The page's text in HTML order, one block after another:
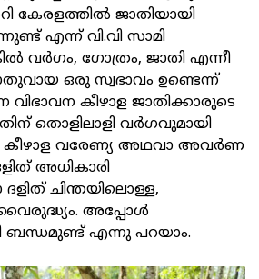
കേരളത്തില്‍ ജാതിയായി
എന്ന് വി.വി സാമി
വര്‍ഗം, ഗോത്രം, ജാതി എന്നീ
ഒരു സ്വഭാവം ഉണ്ടെന്ന്
വിഭാവന കീഴാള ജാതിക്കാരുടെ
തൊളിലാളി വര്‍ഗവുമായി
വരേണ്യ അഥവാ അവര്‍ണ
അധികാരി
ചിന്തയിലൊള്ള,
അപ്പോള്‍
ബന്ധമുണ്ട് എന്നു പറയാം.